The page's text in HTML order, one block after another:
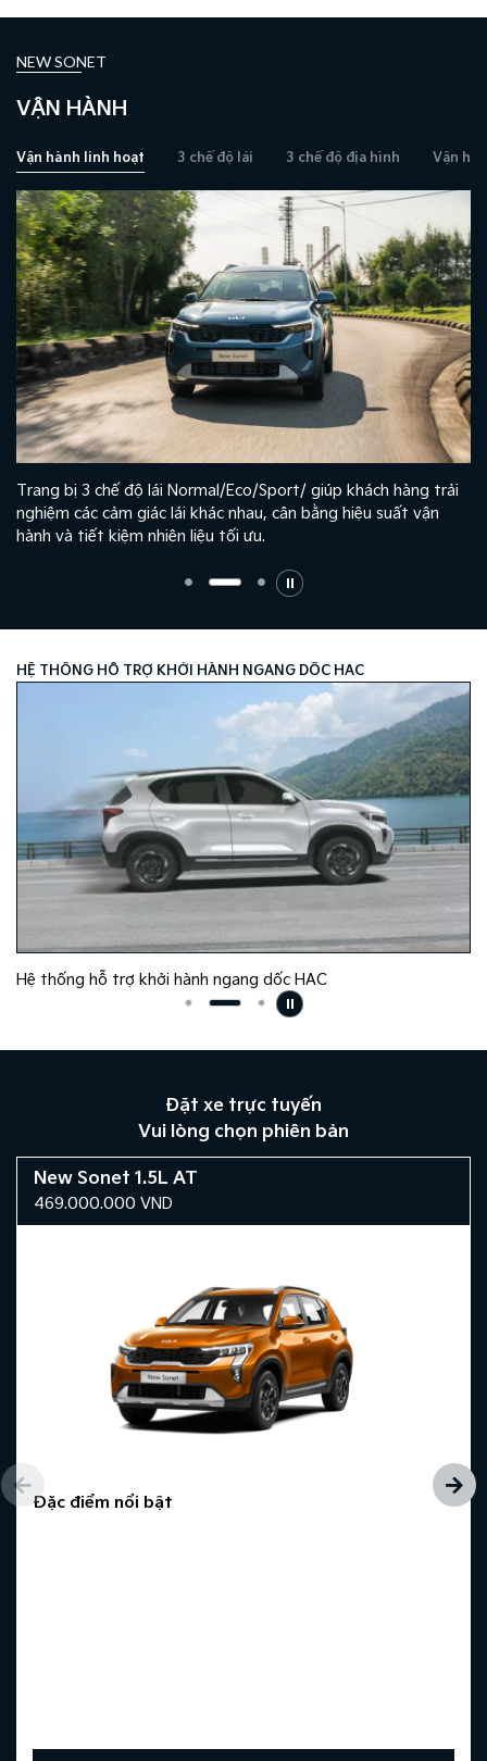
NEW SONET
VẬN HÀNH
Vận hành linh hoạt 3 chế độ lái 3 chế độ địa hình Vận
Trang bị 3 chế độ lái Normal/Eco/Sport/ giúp khách hàng trải
nghiệm các cảm giác lái khác nhau, cân bằng hiệu suất vận
hành và tiết kiệm nhiên liệu tối ưu.
HỆ THỐNG HỖ TRỢ KHỞI HÀNH NGANG DỐC HAC
Hệ thống hỗ trợ khởi hành ngang dốc HAC
Đặt xe trực tuyến
Vui lòng chọn phiên bản
New Sonet 1.5L AT
469.000.000 VND
Đặc điểm nổi bật